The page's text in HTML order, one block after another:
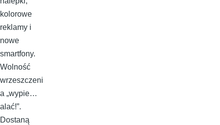
kolorowe
reklamy i
nowe
smartfony.
Wolność
wrzeszczeni
a „wypie…
alać!”.
Dostaną